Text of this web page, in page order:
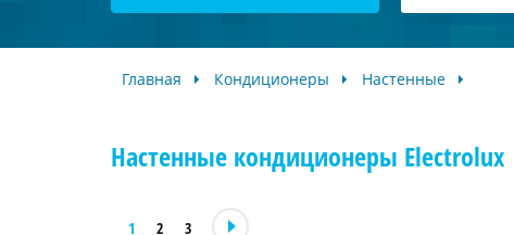
Главная Кондиционеры Настенные
Настенные кондиционеры Electrolux
1 2 3